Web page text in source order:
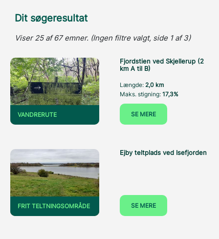
Dit søgeresultat
Viser 25 af 67 emner. (Ingen filtre valgt, side 1 af 3)
VANDRERUTE
Fjordstien ved Skjellerup (2
km A til B)
Længde: 2,0 km
Maks. stigning: 17,3%
SE MERE
FRIT TELTNINGSOMRÅDE
Ejby teltplads ved Isefjorden
SE MERE